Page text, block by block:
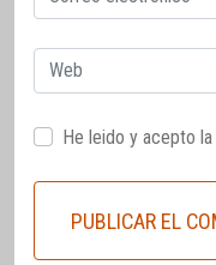
electrónico
Web
He leido y acepto la